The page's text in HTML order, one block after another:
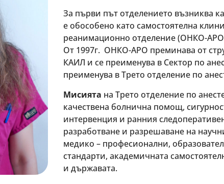
За първи път отделението възниква
е обособено като самостоятелна
реанимационно отделение (ОНКО-
От 1997г. ОНКО-АРО преминава от
КАИЛ и се преименува в Сектор по
преименува в Трето отделение по
Мисията на Трето отделение по
качествена болнична помощ,
интервенция и ранния
разработване и разрешаване на
медико – професионални,
стандарти, академичната
и държавата.